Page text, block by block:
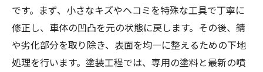
です。まず、小さなキズやヘコミを特殊な工具で丁寧に
修正し、車体の凹凸を元の状態に戻します。その後、錆
や劣化部分を取り除き、表面を均一に整えるための下地
処理を行います。塗装工程では、専用の塗料と最新の噴